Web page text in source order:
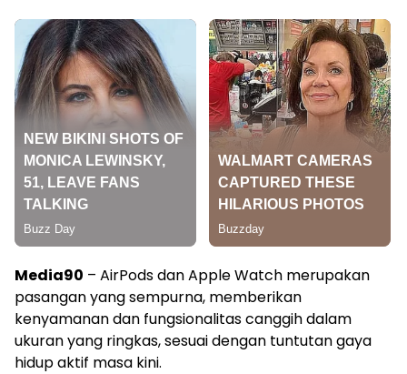
Media90 – AirPods dan Apple Watch merupakan
pasangan yang sempurna, memberikan
kenyamanan dan fungsionalitas canggih dalam
ukuran yang ringkas, sesuai dengan tuntutan gaya
hidup aktif masa kini.